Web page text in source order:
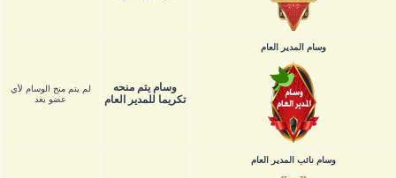
وسام المدير العام
وسام يتم منحه
تكريما للمدير العام
لم يتم منح الوسام لأي
عضو بعد
وسام نائب المدير العام